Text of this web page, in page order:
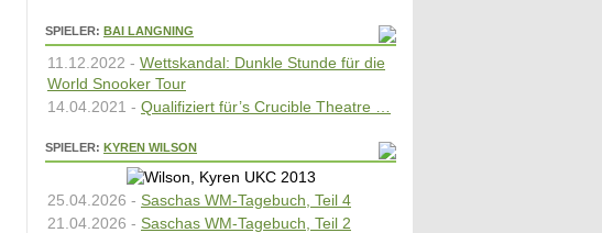
SPIELER: BAI LANGNING
11.12.2022 - Wettskandal: Dunkle Stunde für die
World Snooker Tour
14.04.2021 - Qualifiziert für’s Crucible Theatre …
SPIELER: KYREN WILSON
25.04.2026 - Saschas WM-Tagebuch, Teil 4
21.04.2026 - Saschas WM-Tagebuch, Teil 2